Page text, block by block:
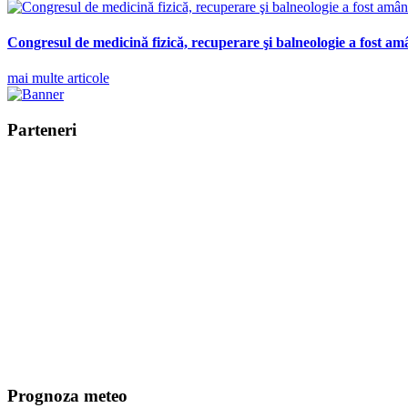
Congresul de medicină fizică, recuperare şi balneologie a fost
mai multe articole
Parteneri
Prognoza meteo